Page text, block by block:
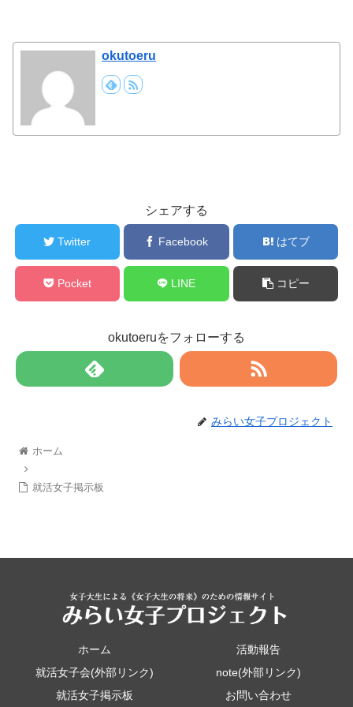
okutoeru
シェアする
Twitter Facebook はてブ
Pocket LINE コピー
okutoeruをフォローする
みらい女子プロジェクト
ホーム
就活女子掲示板
ホーム
活動報告
就活女子会(外部リンク)
note(外部リンク)
就活女子掲示板
お問い合わせ